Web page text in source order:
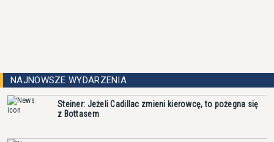
NAJNOWSZE WYDARZENIA
Steiner: Jeżeli Cadillac zmieni kierowcę, to pożegna się
z Bottasem